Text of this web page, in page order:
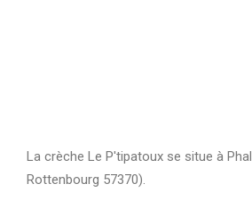
La crèche Le P'tipatoux se situe à
Rottenbourg 57370).